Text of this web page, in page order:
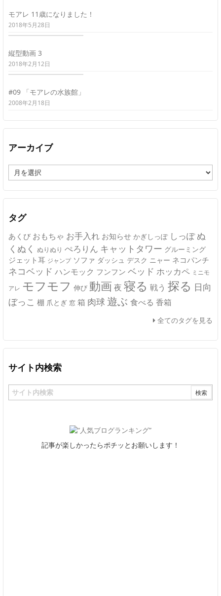
モアレ 11歳になりました！
2018年5月28日
縦型動画 3
2018年2月12日
#09 「モアレの水族館」
2008年2月18日
アーカイブ
ー
カ
イ
タグ
あくび おもちゃ お手入れ お知らせ かぎしっぽ しっぽ ぬ
くぬく ぬりぬり ぺろりん キャットタワー グルーミング
ジェット耳 ジャンプ ソファ ダッシュ デスク ニャー ネコパンチ
ネコベッド ハンモック フンフン ベッド ホッカペ ミニモ
アレ モフモフ 伸び 動画 夜 寝る 戦う 探る 日向
ぼっこ 棚 爪とぎ 窓 箱 肉球 遊ぶ 食べる 香箱
全てのタグを見る
サイト内検索
記事が楽しかったらポチッとお願いします！